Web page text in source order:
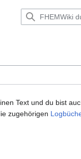
Text und du bist
zugehörigen